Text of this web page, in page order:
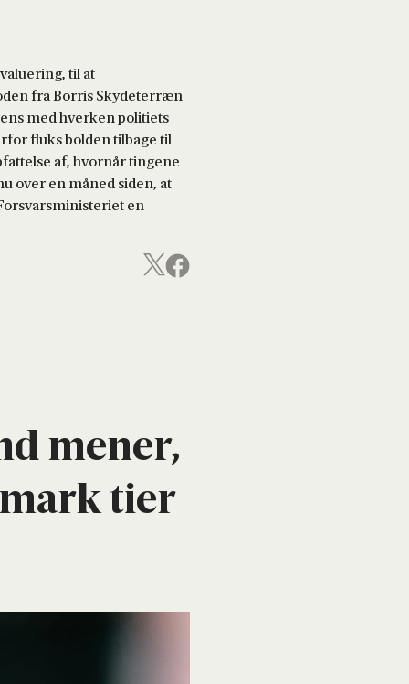
til at
fra Borris Skydeterræn
med hverken politiets
fluks bolden tilbage til
af, hvornår tingene
over en måned siden, at
en
mener,
tier